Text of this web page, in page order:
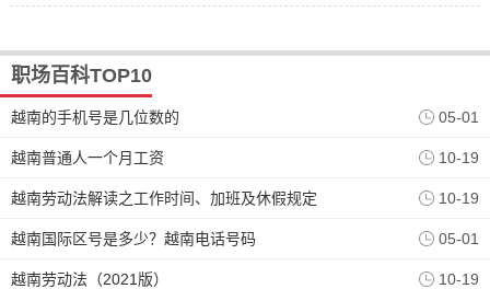
职场百科TOP10
越南的手机号是几位数的 05-01
越南普通人一个月工资 10-19
越南劳动法解读之工作时间、加班及休假规定 10-19
越南国际区号是多少？越南电话号码 05-01
越南劳动法（2021版） 10-19